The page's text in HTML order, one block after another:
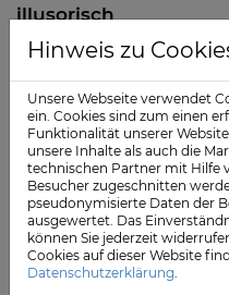
illusorisch
Aber auch die politisch
Illusorisch sei, dass sich
werde. Wenn
müssten, würden die
einfach wie ein
Krankenhaus
Standorten hätten
vielmehr neue
Wohnortes suchen.
Hinweis zu
Unsere Webseite verwendet
ein. Cookies sind zum einen
Funktionalität unserer
unsere Inhalte als auch die
technischen Partner mit Hilfe
Besucher zugeschnitten
pseudonymisierte Daten der
ausgewertet. Das
können Sie jederzeit
Cookies auf dieser Website
Datenschutzerklärung